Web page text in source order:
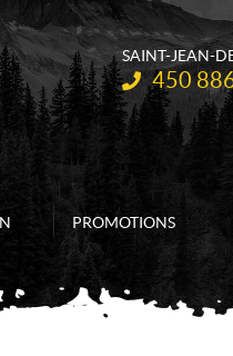
SAINT-JEAN-
Téléphone :
450
PROMOTIONS